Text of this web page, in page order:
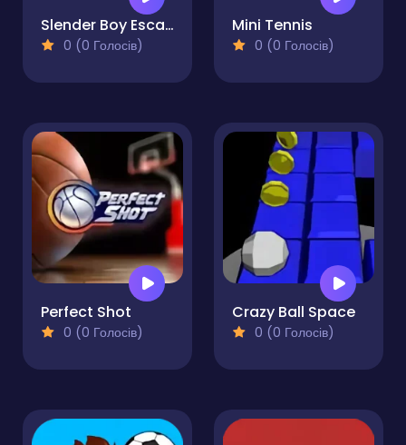
Slender Boy Escape Robbie
0 (0 Голосів)
Mini Tennis
0 (0 Голосів)
Perfect Shot
0 (0 Голосів)
Crazy Ball Space
0 (0 Голосів)